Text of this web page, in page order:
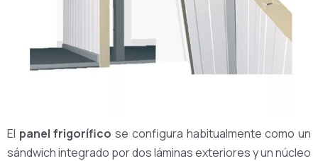
El panel frigorífico se configura habitualmente como un
sándwich integrado por dos láminas exteriores y un núcleo